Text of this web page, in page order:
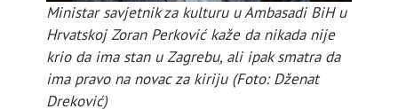
Ministar savjetnik za kulturu u Ambasadi BiH u
Hrvatskoj Zoran Perković kaže da nikada nije
krio da ima stan u Zagrebu, ali ipak smatra da
ima pravo na novac za kiriju (Foto: Dženat
Dreković)